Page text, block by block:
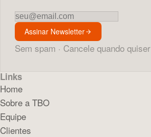
Newsletter
Assinar Newsletter
Sem spam · Cancele quando quiser
Links
Home
Sobre a TBO
Equipe
Clientes